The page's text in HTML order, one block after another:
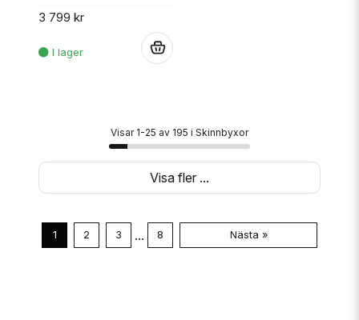
3 799 kr
Visar 1-25 av 195 i Skinnbyxor
Visa fler ...
1 2 3 ... 8 Nästa »